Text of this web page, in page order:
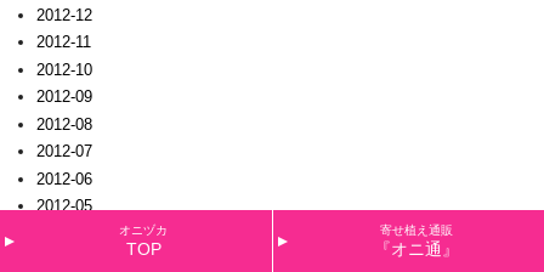
2012-12
2012-11
2012-10
2012-09
2012-08
2012-07
2012-06
2012-05
オニヅカ
TOP
寄せ植え通販
『オニ通』